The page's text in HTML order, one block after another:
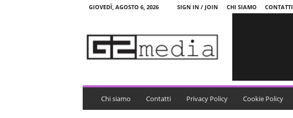
GIOVEDÌ, AGOSTO 6, 2026 SIGN IN / JOIN CHI SIAMO CONTATTI
a
Chi siamo Contatti Privacy Policy Cookie Policy